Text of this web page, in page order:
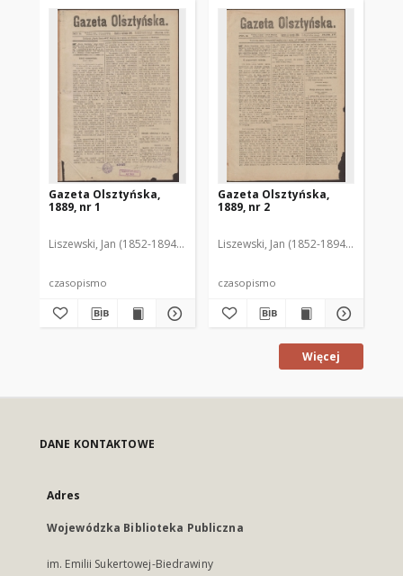
Gazeta Olsztyńska,
1889, nr 1
Liszewski, Jan (1852-1894). Red.
czasopismo
Gazeta Olsztyńska,
1889, nr 2
Liszewski, Jan (1852-1894). Red.
czasopismo
Więcej
DANE KONTAKTOWE
Adres
Wojewódzka Biblioteka Publiczna
im. Emilii Sukertowej-Biedrawiny